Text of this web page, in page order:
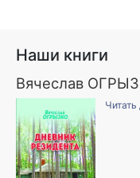
Наши книги
Вячеслав
Читать